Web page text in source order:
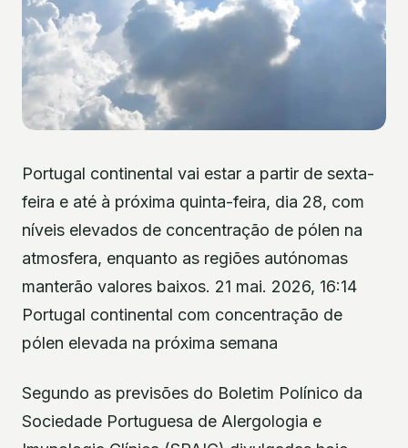
Portugal continental vai estar a partir de sexta-
feira e até à próxima quinta-feira, dia 28, com
níveis elevados de concentração de pólen na
atmosfera, enquanto as regiões autónomas
manterão valores baixos. 21 mai. 2026, 16:14
Portugal continental com concentração de
pólen elevada na próxima semana
Segundo as previsões do Boletim Polínico da
Sociedade Portuguesa de Alergologia e